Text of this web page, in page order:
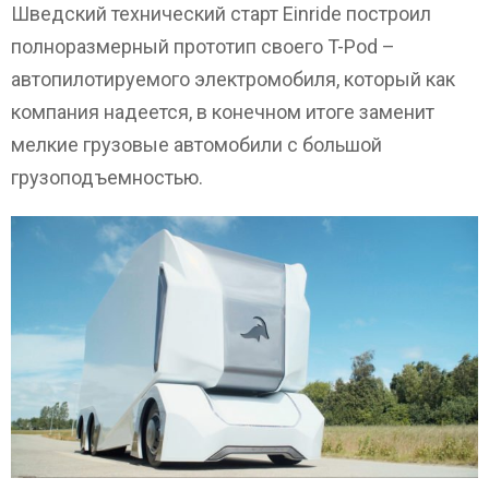
Шведский технический старт Einride построил
полноразмерный прототип своего T-Pod –
автопилотируемого электромобиля, который как
компания надеется, в конечном итоге заменит
мелкие грузовые автомобили с большой
грузоподъемностью.